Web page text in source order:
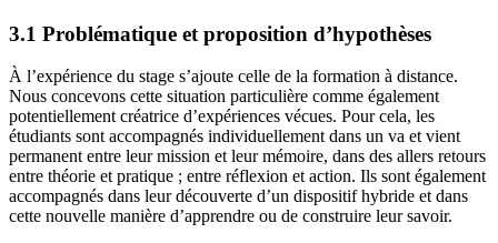
3.1 Problématique et proposition d’hypothèses
À l’expérience du stage s’ajoute celle de la formation à distance.
Nous concevons cette situation particulière comme également
potentiellement créatrice d’expériences vécues. Pour cela, les
étudiants sont accompagnés individuellement dans un va et vient
permanent entre leur mission et leur mémoire, dans des allers retours
entre théorie et pratique ; entre réflexion et action. Ils sont également
accompagnés dans leur découverte d’un dispositif hybride et dans
cette nouvelle manière d’apprendre ou de construire leur savoir.